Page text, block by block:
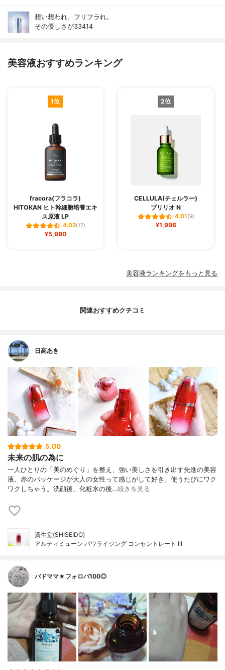
想い想われ、フリフラれ。
その優しさが33414
美容液おすすめランキング
1位
fracora(フラコラ)
HITOKAN ヒト幹細胞培養エキ
ス原液 LP
4.02(17)
¥5,980
2位
CELLULA(チェルラー)
ブリリオ N
4.01(9)
¥1,996
美容液ランキングをもっと見る
関連おすすめクチコミ
日高あき
5.00
未来の肌の為に
一人ひとりの「美のめぐり」を整え、強い美しさを引き出す先進の美容
液。赤のパッケージが大人の女性って感じがして好き。使うたびにワク
ワクしちゃう。洗顔後、化粧水の後…続きを見る
資生堂(SHISEIDO)
アルティミューン パワライジング コンセントレート III
バドママ★フォロバ100◎